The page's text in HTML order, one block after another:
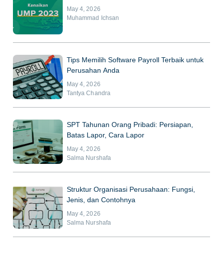
May 4, 2026
Muhammad Ichsan
Tips Memilih Software Payroll Terbaik untuk
Perusahan Anda
May 4, 2026
Tantya Chandra
SPT Tahunan Orang Pribadi: Persiapan,
Batas Lapor, Cara Lapor
May 4, 2026
Salma Nurshafa
Struktur Organisasi Perusahaan: Fungsi,
Jenis, dan Contohnya
May 4, 2026
Salma Nurshafa